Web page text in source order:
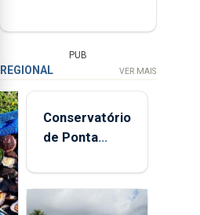
PUB
REGIONAL VER MAIS
Conservatório
de Ponta
contar com